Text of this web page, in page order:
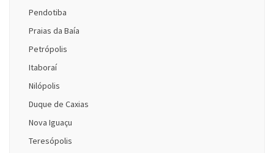
Pendotiba
Praias da Baía
Petrópolis
Itaboraí
Nilópolis
Duque de Caxias
Nova Iguaçu
Teresópolis